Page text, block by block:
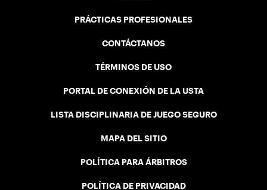
PRÁCTICAS PROFESIONALES
CONTÁCTANOS
TÉRMINOS DE USO
PORTAL DE CONEXIÓN DE LA USTA
LISTA DISCIPLINARIA DE JUEGO SEGURO
MAPA DEL SITIO
POLÍTICA PARA ÁRBITROS
POLÍTICA DE PRIVACIDAD